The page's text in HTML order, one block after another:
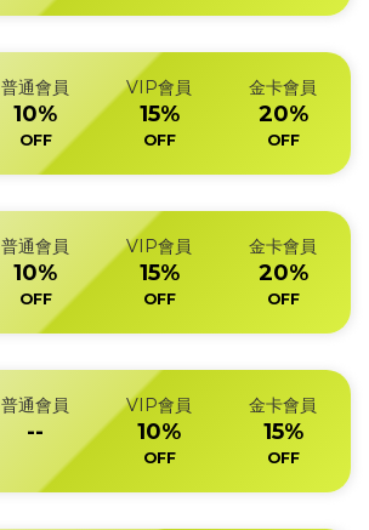
普通會員
10%
OFF
VIP會員
15%
OFF
金卡會員
20%
OFF
普通會員
10%
OFF
VIP會員
15%
OFF
金卡會員
20%
OFF
普通會員
--
VIP會員
10%
OFF
金卡會員
15%
OFF